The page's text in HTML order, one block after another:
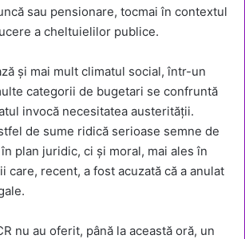
sau pensionare, tocmai în contextul
a cheltuielilor publice.
și mai mult climatul social, într-un
categorii de bugetari se confruntă
invocă necesitatea austerității.
de sume ridică serioase semne de
plan juridic, ci și moral, mai ales în
care, recent, a fost acuzată că a anulat
nu au oferit, până la această oră, un